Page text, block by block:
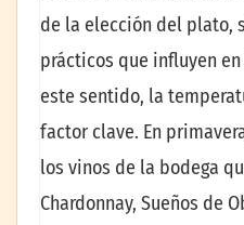
de la elección del plato,
prácticos que influyen
este sentido, la
factor clave. En
los vinos de la bodega
Chardonnay, Sueños de